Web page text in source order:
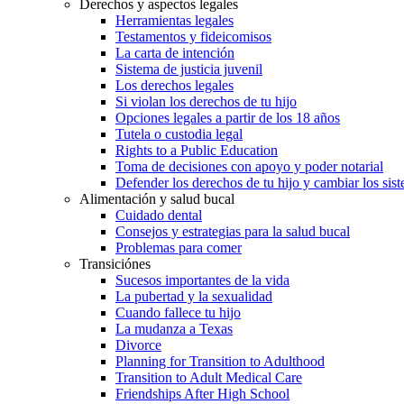
Derechos y aspectos legales
Herramientas legales
Testamentos y fideicomisos
La carta de intención
Sistema de justicia juvenil
Los derechos legales
Si violan los derechos de tu hijo
Opciones legales a partir de los 18 años
Tutela o custodia legal
Rights to a Public Education
Toma de decisiones con apoyo y poder notarial
Defender los derechos de tu hijo y cambiar los
Alimentación y salud bucal
Cuidado dental
Consejos y estrategias para la salud bucal
Problemas para comer
Transiciónes
Sucesos importantes de la vida
La pubertad y la sexualidad
Cuando fallece tu hijo
La mudanza a Texas
Divorce
Planning for Transition to Adulthood
Transition to Adult Medical Care
Friendships After High School